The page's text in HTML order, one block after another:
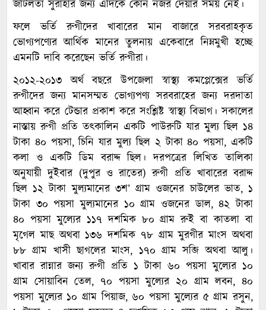
জটিলতা সুরাহার জন্য এদিকে কোন নজর দেয়ার সময় নেই।
ফলে ভর্তি রুগীদের খাবারের মান বাজারে সরবরাহকৃত
ভোগ্যপণ্যের আর্থিক মানের তুলনায় একেবারে নিম্নমুখী হচ্ছে
এমনটি দাবি করেছেন ভর্তি রুগীরা।
২০১২-২০১৩ অর্থ বছরে উপজেলা স্বাস্থ্য কমপ্লেক্সের ভর্তি
রুগীদের জন্য মানসম্মত ভোগ্যপণ্য সরবরাহের জন্য দরদাতা
আহ্বান করে টেন্ডার প্রকাশ করে সংশ্লিষ্ট স্বাস্থ্য বিভাগ। সকালের
নাস্তায় রুগী প্রতি তৎকালিন একটি পাউরুটি যার মুল্য ছিল ১৪
টাকা ৪০ পয়সা, চিনি যার মুল্য ছিল ২ টাকা ৪০ পয়সা, একটি
কলা ও একটি ডিম বরাদ্দ ছিল। দরপত্রের লিখিত তালিকা
অনুযায়ী দুইবার (দুপুর ও রাতের) রুগী প্রতি খাবারের বরাদ্দ
ছিল ১২ টাকা মুল্যমানের ৩শ’ গ্রাম ওজনের চাউলের ভাত, ১
টাকা ৩০ পয়সা মুল্যমানের ১০ গ্রাম ওজনের ডাল, ৪২ টাকা
৪০ পয়সা মুল্যের ১১৭ দশমিক ৮০ গ্রাম রুই বা কাতলা বা
মৃগেল মাছ অথবা ১৩৬ দশমিক ৭৮ গ্রাম মুরগীর মাংস অথবা
৮৮ গ্রাম খাসী ছাগলের মাংস, ১৭০ গ্রাম সব্জি অথবা আলু।
খাবার রান্নার জন্য রুগী প্রতি ১ টাকা ৬০ পয়সা মুল্যের ১০
গ্রাম সোয়াবিন তেল, ৭০ পয়সা মুল্যের ২০ গ্রাম লবন, ৪০
পয়সা মুল্যের ১০ গ্রাম পিয়াজ, ৬০ পয়সা মুল্যের ৫ গ্রাম রসুন,